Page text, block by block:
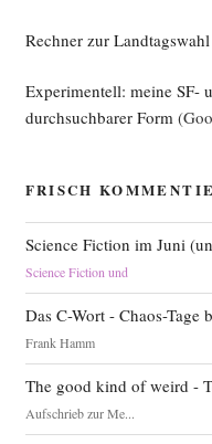
Rechner zur
Experimentell: meine SF-
durchsuchbarer Form
FRISCH
Science Fiction im Juni
Science Fiction und
Das C-Wort - Chaos-Tage
Frank Hamm
The good kind of weird -
Aufschrieb zur Me...